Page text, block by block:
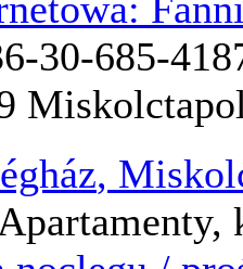
30-685-
,